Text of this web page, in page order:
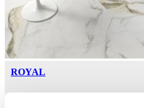
ROYAL
SAIME CERAMICHE